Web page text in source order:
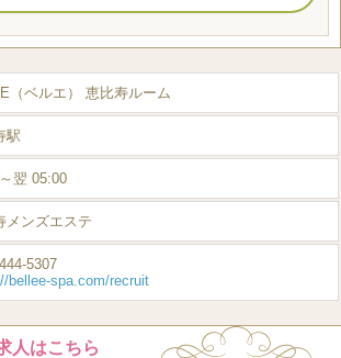
（ベルエ） 恵比寿ルーム
駅
翌 05:00
メンズエステ
5307
bellee-spa.com/recruit
人はこちら